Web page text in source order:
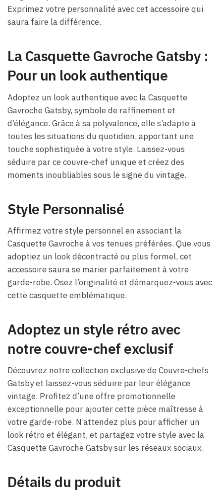
Exprimez votre personnalité avec cet accessoire qui
saura faire la différence.
La Casquette Gavroche Gatsby :
Pour un look authentique
Adoptez un look authentique avec la Casquette
Gavroche Gatsby, symbole de raffinement et
d’élégance. Grâce à sa polyvalence, elle s’adapte à
toutes les situations du quotidien, apportant une
touche sophistiquée à votre style. Laissez-vous
séduire par ce couvre-chef unique et créez des
moments inoubliables sous le signe du vintage.
Style Personnalisé
Affirmez votre style personnel en associant la
Casquette Gavroche à vos tenues préférées. Que vous
adoptiez un look décontracté ou plus formel, cet
accessoire saura se marier parfaitement à votre
garde-robe. Osez l’originalité et démarquez-vous avec
cette casquette emblématique.
Adoptez un style rétro avec
notre couvre-chef exclusif
Découvrez notre collection exclusive de Couvre-chefs
Gatsby et laissez-vous séduire par leur élégance
vintage. Profitez d’une offre promotionnelle
exceptionnelle pour ajouter cette pièce maîtresse à
votre garde-robe. N’attendez plus pour afficher un
look rétro et élégant, et partagez votre style avec la
Casquette Gavroche Gatsby sur les réseaux sociaux.
Détails du produit